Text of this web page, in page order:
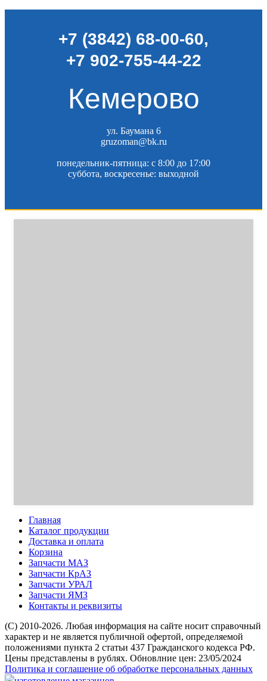
+7 (3842) 68-00-60,
+7 902-755-44-22
Кемерово
ул. Баумана 6
gruzoman@bk.ru
понедельник-пятница: c 8:00 до 17:00
суббота, воскресенье: выходной
Главная
Каталог продукции
Доставка и оплата
Корзина
Запчасти МАЗ
Запчасти КрАЗ
Запчасти УРАЛ
Запчасти ЯМЗ
Контакты и реквизиты
(C) 2010-2026. Любая информация на сайте носит справочный
характер и не является публичной офертой, определяемой
положениями пункта 2 статьи 437 Гражданского кодекса РФ.
Цены представлены в рублях. Обновлние цен: 23/05/2024
Политика и соглашение об обработке персональных данных